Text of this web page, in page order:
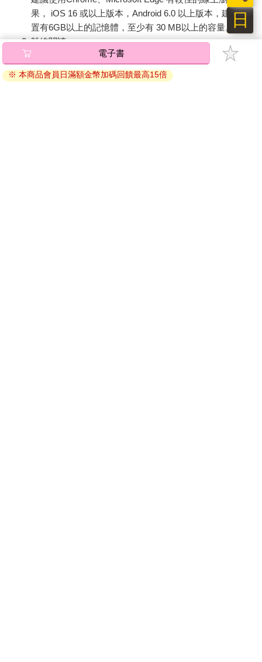
果， iOS 16 或以上版本，Android 6.0 以上版本，建議裝
置有6GB以上的記憶體，至少有 30 MB以上的容量。
離線閱讀：
Android
安裝電子書APP後，請依照提示登入「會員中心」→「我
的E書櫃」→「電子書APP通行碼/載具管理」，取得通行
電子書
※ 本商品會員日滿額金幣加碼回饋最高15倍
日